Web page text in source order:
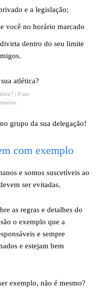
e a legislação;
você no horário marcado
dentro do seu limite
| Foto:
grupo da sua delegação!
com exemplo
e somos suscetíveis ao
ser evitadas.
as regras e detalhes do
o exemplo que a
e sempre
e estejam bem
exemplo, não é mesmo?